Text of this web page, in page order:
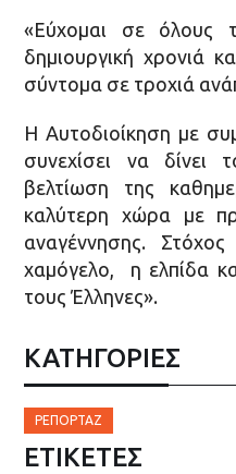
«Εύχομαι σε όλους
δημιουργική χρονιά
σύντομα σε τροχιά
Η Αυτοδιοίκηση με
συνεχίσει να
βελτίωση της
καλύτερη χώρα με
αναγέννησης.
χαμόγελο, η ελπίδα
τους Έλληνες».
ΚΑΤΗΓΟΡΙΕΣ
ΡΕΠΟΡΤΆΖ
ΕΤΙΚΈΤΕΣ